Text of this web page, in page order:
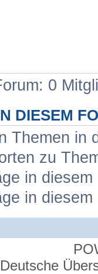
0
DIESEM
Themen in
zu
in
in
Deutsche